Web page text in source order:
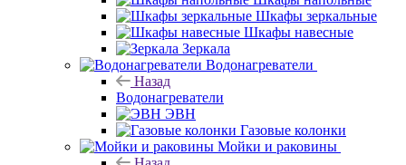
Шкафы зеркальные
Шкафы навесные
Зеркала
Водонагреватели
Назад
Водонагреватели
ЭВН
Газовые колонки
Мойки и раковины